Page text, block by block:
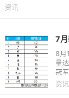
olo, arrange
资讯
8月
量
冠
首
资讯